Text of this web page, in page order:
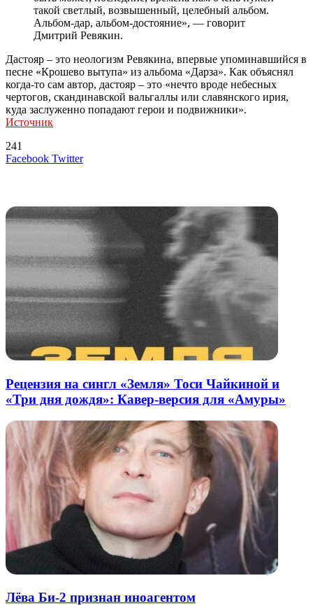
такой светлый, возвышенный, целебный альбом.
Альбом-дар, альбом-достояние», — говорит
Дмитрий Ревякин.
Дастояр – это неологизм Ревякина, впервые упоминавшийся в
песне «Крошево вытупа» из альбома «Дарза». Как объяснял
когда-то сам автор, дастояр – это «нечто вроде небесных
чертогов, скандинавской вальгаллы или славянского ирия,
куда заслуженно попадают герои и подвижники».
Источник
241
Facebook TwitterLinkedIn
Tumblr
Reddit
Вконтакте
Одноклассники
Skype
Messenger
Messenger
WhatsApp
Telegram
Viber
Line
Поделиться
Печатать
Рецензия на сингл «Земля» Тоси Чайкиной и
«Три дня дождя»: Кавер-версия для «Амуры»
Лёва Би-2 признан иноагентом